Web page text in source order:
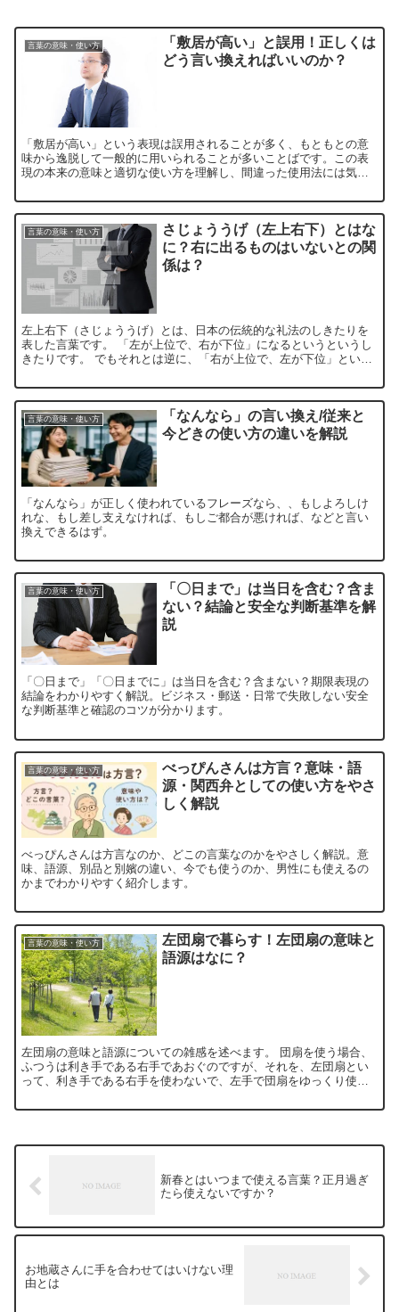
言葉の意味・使い方
「敷居が高い」と誤用！正しくは
どう言い換えればいいのか？
「敷居が高い」という表現は誤用されることが多く、もともとの意
味から逸脱して一般的に用いられることが多いことばです。この表
現の本来の意味と適切な使い方を理解し、間違った使用法には気を
言葉の意味・使い方
さじょううげ（左上右下）とはな
に？右に出るものはいないとの関
係は？
左上右下（さじょううげ）とは、日本の伝統的な礼法のしきたりを
表した言葉です。 「左が上位で、右が下位」になるというというし
きたりです。 でもそれとは逆に、「右が上位で、左が下位」という
言葉の意味・使い方
「なんなら」の言い換え/従来と
今どきの使い方の違いを解説
「なんなら」が正しく使われているフレーズなら、、もしよろしけ
れな、もし差し支えなければ、もしご都合が悪ければ、などと言い
換えできるはず。
言葉の意味・使い方
「〇日まで」は当日を含む？含ま
ない？結論と安全な判断基準を解
説
「〇日まで」「〇日までに」は当日を含む？含まない？期限表現の
結論をわかりやすく解説。ビジネス・郵送・日常で失敗しない安全
な判断基準と確認のコツが分かります。
言葉の意味・使い方
べっぴんさんは方言？意味・語
源・関西弁としての使い方をやさ
しく解説
べっぴんさんは方言なのか、どこの言葉なのかをやさしく解説。意
味、語源、別品と別嬪の違い、今でも使うのか、男性にも使えるの
かまでわかりやすく紹介します。
言葉の意味・使い方
左団扇で暮らす！左団扇の意味と
語源はなに？
左団扇の意味と語源についての雑感を述べます。 団扇を使う場合、
ふつうは利き手である右手であおぐのですが、それを、左団扇とい
って、利き手である右手を使わないで、左手で団扇をゆっくり使い
新春とはいつまで使える言葉？正月過ぎ
たら使えないですか？
お地蔵さんに手を合わせてはいけない理
由とは